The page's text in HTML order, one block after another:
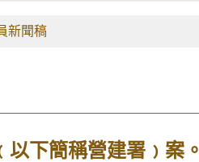
新聞稿
下簡稱營建署﹚案。